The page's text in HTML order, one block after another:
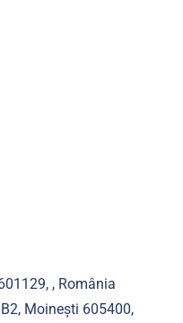
, România
Moinești 605400,